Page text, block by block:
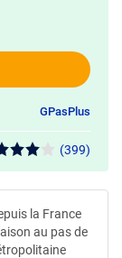
GPasPlus
(399)
la France
au pas de